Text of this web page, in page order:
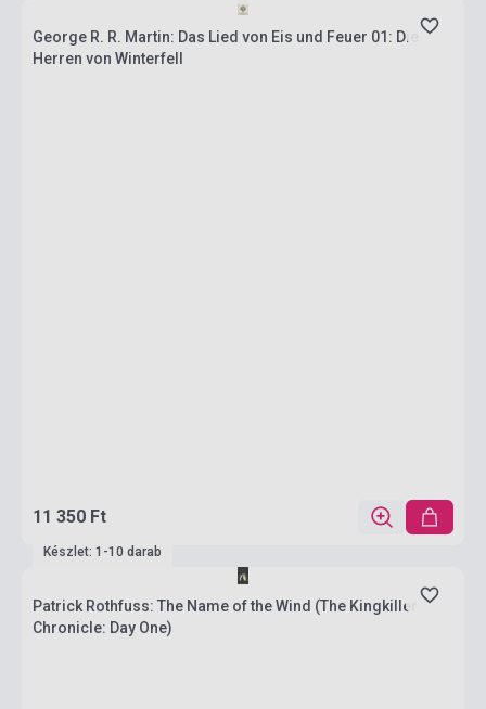
George R. R. Martin: Das Lied von Eis und Feuer 01: Die
Herren von Winterfell
11 350 Ft
Készlet: 1-10 darab
Patrick Rothfuss: The Name of the Wind (The Kingkiller
Chronicle: Day One)